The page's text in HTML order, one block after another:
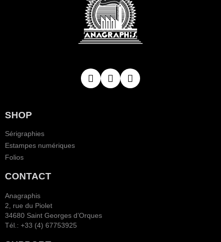
SHOP
Sérigraphies
Estampes numériques
Folios
CONTACT
Anagraphis
2, rue du Piolet
34680 Saint Georges d’Orques
Tél.: +33 (4) 67753925